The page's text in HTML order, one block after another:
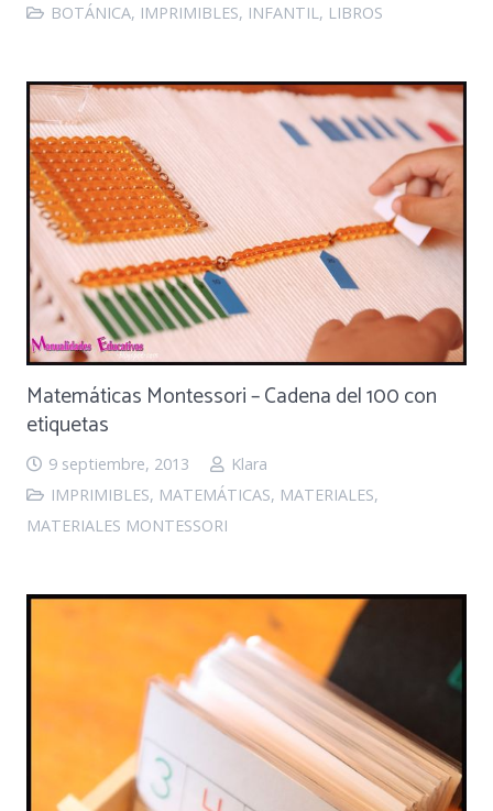
BOTÁNICA, IMPRIMIBLES, INFANTIL, LIBROS
Matemáticas Montessori – Cadena del 100 con
etiquetas
9 septiembre, 2013
Klara
IMPRIMIBLES, MATEMÁTICAS, MATERIALES,
MATERIALES MONTESSORI